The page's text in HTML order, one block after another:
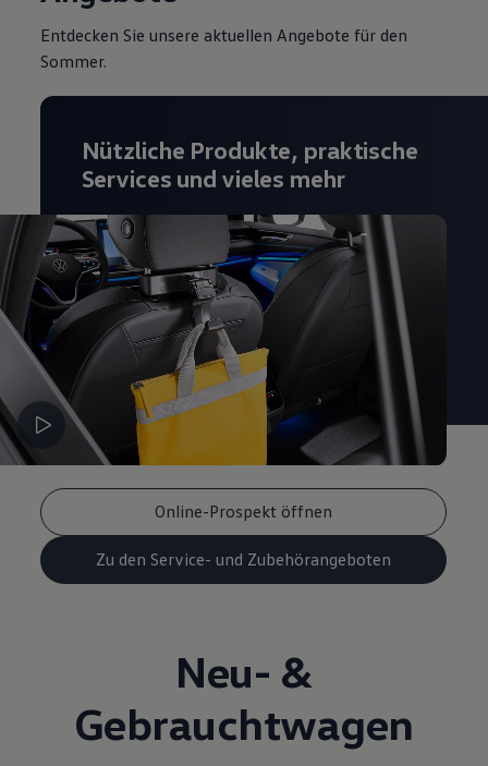
Entdecken Sie unsere aktuellen Angebote für den
Sommer.
Online-Prospekt öffnen
Zu den Service- und Zubehörangeboten
Nützliche Produkte, praktische
Services und vieles mehr
Neu- &
Gebrauchtwagen